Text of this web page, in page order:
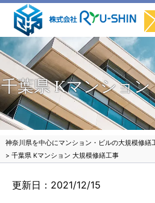
千葉県 Kマンション
神奈川県を中心にマンション・ビルの大規模修繕
> 千葉県 Kマンション 大規模修繕工事
更新日：2021/12/15